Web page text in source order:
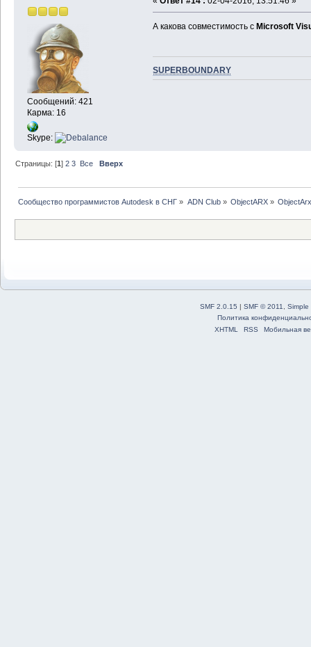
Сообщений: 421
Карма: 16
Skype:
А какова совместимость с Microsoft
SUPERBOUNDARY
Страницы: [1]2 3 Все Вверх
Сообщество программистов Autodesk в СНГ » ADN Club» ObjectARX»
SMF 2.0.15 | SMF © 2011
Simple
Политика
XHTML
RSS Мобильная